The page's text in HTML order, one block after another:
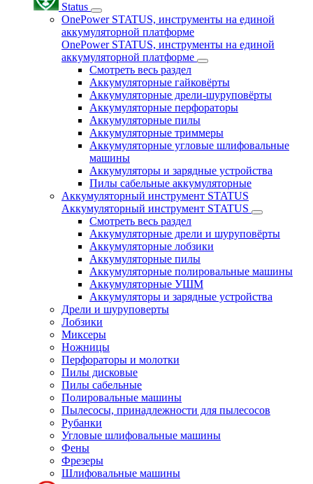
Status
OnePower STATUS, инструменты на единой
аккумуляторной платформе
OnePower STATUS, инструменты на единой
аккумуляторной платформе
Смотреть весь раздел
Аккумуляторные гайковёрты
Аккумуляторные дрели-шуруповёрты
Аккумуляторные перфораторы
Аккумуляторные пилы
Аккумуляторные триммеры
Аккумуляторные угловые шлифовальные
машины
Аккумуляторы и зарядные устройства
Пилы сабельные аккумуляторные
Аккумуляторный инструмент STATUS
Аккумуляторный инструмент STATUS
Смотреть весь раздел
Аккумуляторные дрели и шуруповёрты
Аккумуляторные лобзики
Аккумуляторные пилы
Аккумуляторные полировальные машины
Аккумуляторные УШМ
Аккумуляторы и зарядные устройства
Дрели и шуруповерты
Лобзики
Миксеры
Ножницы
Перфораторы и молотки
Пилы дисковые
Пилы сабельные
Полировальные машины
Пылесосы, принадлежности для пылесосов
Рубанки
Угловые шлифовальные машины
Фены
Фрезеры
Шлифовальные машины